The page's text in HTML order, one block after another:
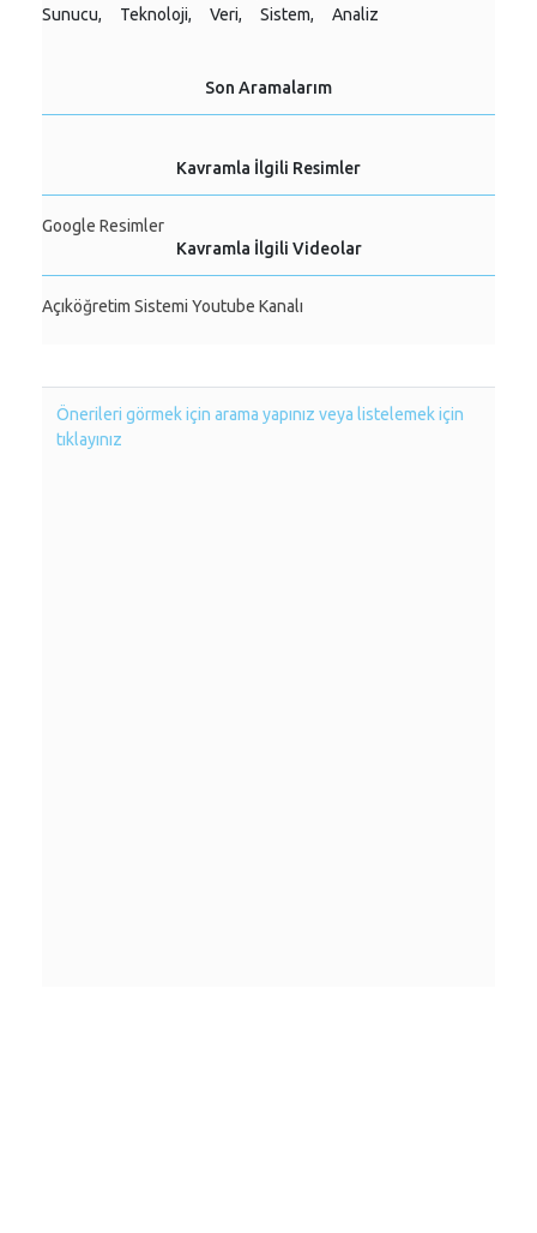
Sunucu,
Teknoloji, Veri, Sistem, Analiz
Son Aramalarım
Kavramla İlgili Resimler
Google Resimler
Kavramla İlgili Videolar
Açıköğretim Sistemi Youtube Kanalı
Önerileri görmek için arama yapınız veya listelemek için
tıklayınız